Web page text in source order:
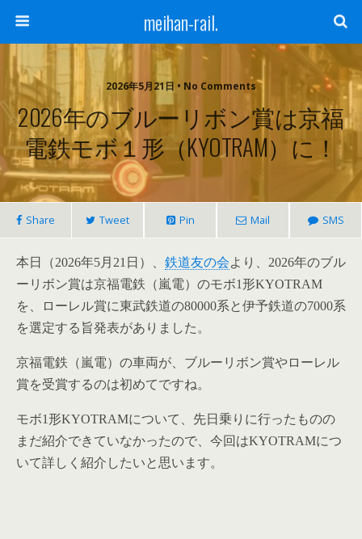
meihan-rail.
2026年5月21日 • No Comments
2026年のブルーリボン賞は京福
電鉄モボ１形（KYOTRAM）に！
Share Tweet Pin Mail SMS
本日（2026年5月21日）、 鉄道友の会より、2026年のブル
ーリボン賞は京福電鉄（嵐電）のモボ1形KYOTRAM
を、ローレル賞に東武鉄道の80000系と伊予鉄道の7000系
を選定する旨発表がありました。
京福電鉄（嵐電）の車両が、ブルーリボン賞やローレル
賞を受賞するのは初めてですね。
モボ1形KYOTRAMについて、先日乗りに行ったものの
まだ紹介できていなかったので、今回はKYOTRAMにつ
いて詳しく紹介したいと思います。